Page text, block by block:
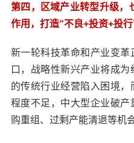
第四，区域产业转型升级，
作用，打造“不良+投资+投行
新一轮科技革命和产业变
口，战略性新兴产业将成
的传统行业经营陷入困境
程度不足，中大型企业破
购重组、过剩产能清退等机